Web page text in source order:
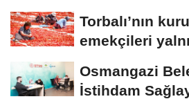
Torbalı’nın
emekçileri
Osmangazi
İstihdam